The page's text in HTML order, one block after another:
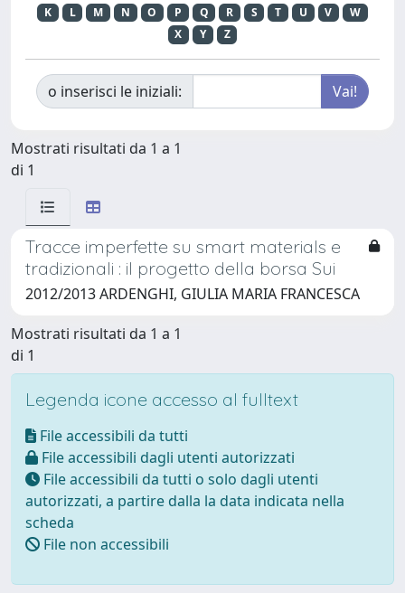
K
L M N O P Q R S T U V
W
X
Y Z
o inserisci le iniziali:
Mostrati risultati da 1 a 1
di 1
Tracce imperfette su smart materials e
tradizionali : il progetto della borsa Sui
2012/2013 ARDENGHI, GIULIA MARIA FRANCESCA
Mostrati risultati da 1 a 1
di 1
Legenda icone accesso al fulltext
File accessibili da tutti
File accessibili dagli utenti autorizzati
File accessibili da tutti o solo dagli utenti
autorizzati, a partire dalla la data indicata nella
scheda
File non accessibili